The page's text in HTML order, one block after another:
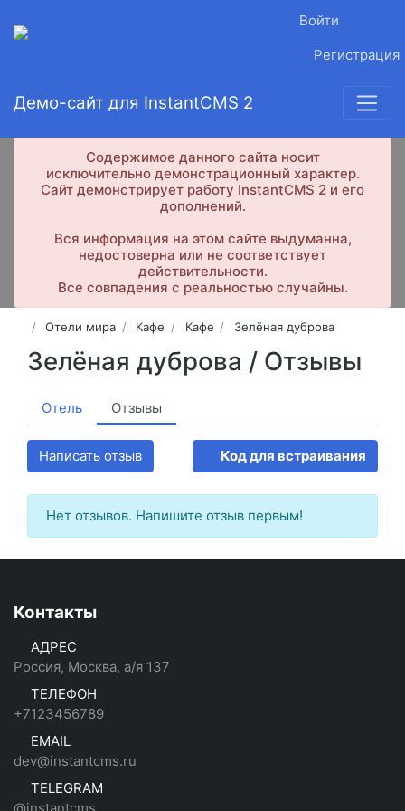
Войти
Регистрация
Демо-сайт для InstantCMS 2
Содержимое данного сайта носит
исключительно демонстрационный характер.
Сайт демонстрирует работу InstantCMS 2 и его
дополнений.
Вся информация на этом сайте выдуманна,
недостоверна или не соответствует
действительности.
Все совпадения с реальностью случайны.
Отели мира Кафе Кафе Зелёная дуброва
Зелёная дуброва / Отзывы
Отель Отзывы
Написать отзыв Код для встраивания
Нет отзывов. Напишите отзыв первым!
Контакты
АДРЕС
Россия, Москва, а/я 137
ТЕЛЕФОН
+7123456789
EMAIL
dev@instantcms.ru
TELEGRAM